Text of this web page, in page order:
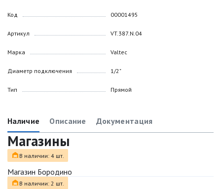
Код
Артикул
Марка
Диаметр подключения
Тип
00001495
VT.387.N.04
Valtec
1/2"
Прямой
Наличие Описание Документация
Магазины
В наличии: 4 шт.
Магазин Бородино
В наличии: 2 шт.